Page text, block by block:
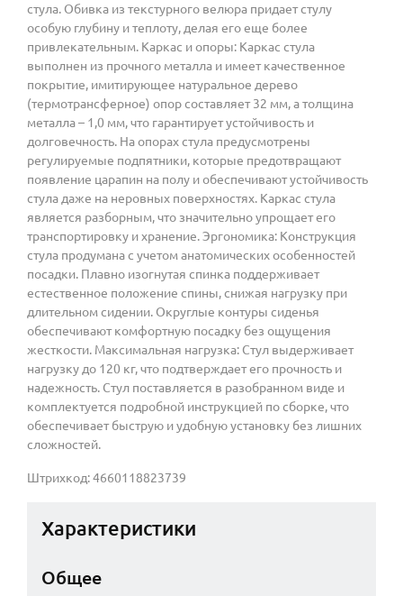
стула. Обивка из текстурного велюра придает стулу
особую глубину и теплоту, делая его еще более
привлекательным. Каркас и опоры: Каркас стула
выполнен из прочного металла и имеет качественное
покрытие, имитирующее натуральное дерево
(термотрансферное) опор составляет 32 мм, а толщина
металла – 1,0 мм, что гарантирует устойчивость и
долговечность. На опорах стула предусмотрены
регулируемые подпятники, которые предотвращают
появление царапин на полу и обеспечивают устойчивость
стула даже на неровных поверхностях. Каркас стула
является разборным, что значительно упрощает его
транспортировку и хранение. Эргономика: Конструкция
стула продумана с учетом анатомических особенностей
посадки. Плавно изогнутая спинка поддерживает
естественное положение спины, снижая нагрузку при
длительном сидении. Округлые контуры сиденья
обеспечивают комфортную посадку без ощущения
жесткости. Максимальная нагрузка: Стул выдерживает
нагрузку до 120 кг, что подтверждает его прочность и
надежность. Стул поставляется в разобранном виде и
комплектуется подробной инструкцией по сборке, что
обеспечивает быструю и удобную установку без лишних
сложностей.
Штрихкод: 4660118823739
Характеристики
Общее